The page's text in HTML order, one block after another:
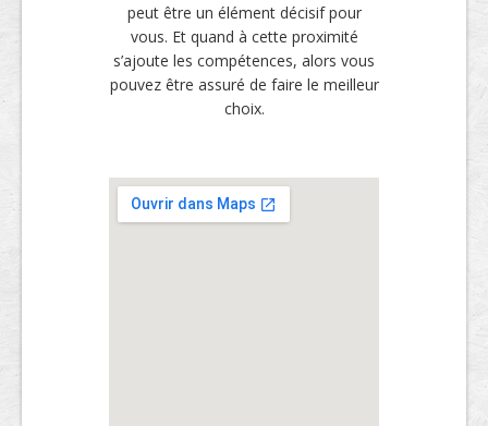
peut être un élément décisif pour
vous. Et quand à cette proximité
s’ajoute les compétences, alors vous
pouvez être assuré de faire le meilleur
choix.